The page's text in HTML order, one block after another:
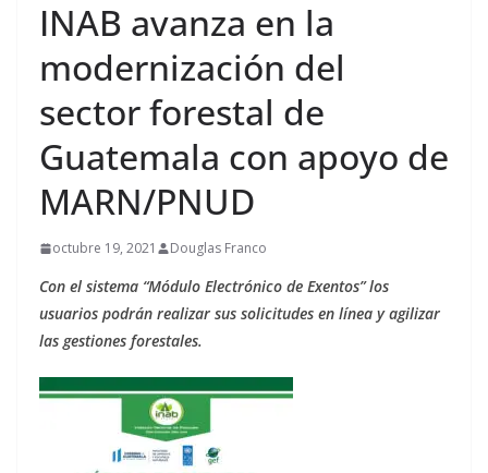
INAB avanza en la
modernización del
sector forestal de
Guatemala con apoyo de
MARN/PNUD
octubre 19, 2021 Douglas Franco
Con el sistema “Módulo Electrónico de Exentos” los
usuarios podrán realizar sus solicitudes en línea y agilizar
las gestiones forestales.